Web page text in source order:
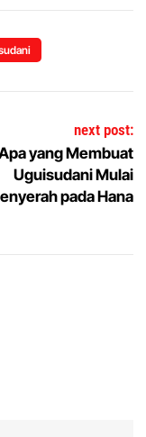
next post:
yang Membuat
Uguisudani Mulai
pada Hana